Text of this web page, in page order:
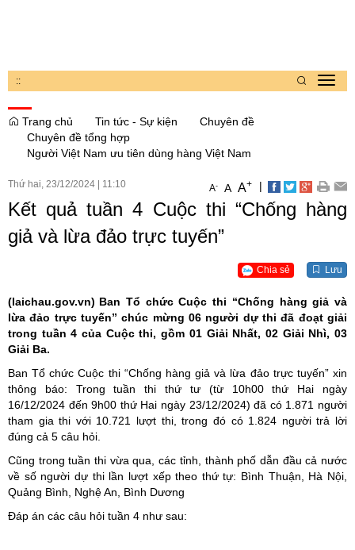
::
Trang chủ
Tin tức - Sự kiện
Chuyên đề
Chuyên đề tổng hợp
Người Việt Nam ưu tiên dùng hàng Việt Nam
Thứ hai, 23/12/2024 11:10 A- A A+ |
Kết quả tuần 4 Cuộc thi “Chống hàng
giả và lừa đảo trực tuyến”
Chia sẻ Lưu
(laichau.gov.vn) Ban Tổ chức Cuộc thi “Chống hàng giả và
lừa đảo trực tuyến” chúc mừng 06 người dự thi đã đoạt giải
trong tuần 4 của Cuộc thi, gồm 01 Giải Nhất, 02 Giải Nhì, 03
Giải Ba.
Ban Tổ chức Cuộc thi “Chống hàng giả và lừa đảo trực tuyến” xin
thông báo: Trong tuần thi thứ tư (từ 10h00 thứ Hai ngày
16/12/2024 đến 9h00 thứ Hai ngày 23/12/2024) đã có 1.871 người
tham gia thi với 10.721 lượt thi, trong đó có 1.824 người trả lời
đúng cả 5 câu hỏi.
Cũng trong tuần thi vừa qua, các tỉnh, thành phố dẫn đầu cả nước
về số người dự thi lần lượt xếp theo thứ tự: Bình Thuận, Hà Nội,
Quảng Bình, Nghệ An, Bình Dương
Đáp án các câu hỏi tuần 4 như sau: